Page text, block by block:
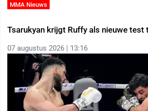
MMA Nieuws
Tsarukyan krijgt Ruffy als nieuwe test
07 augustus 2026 | 13:16